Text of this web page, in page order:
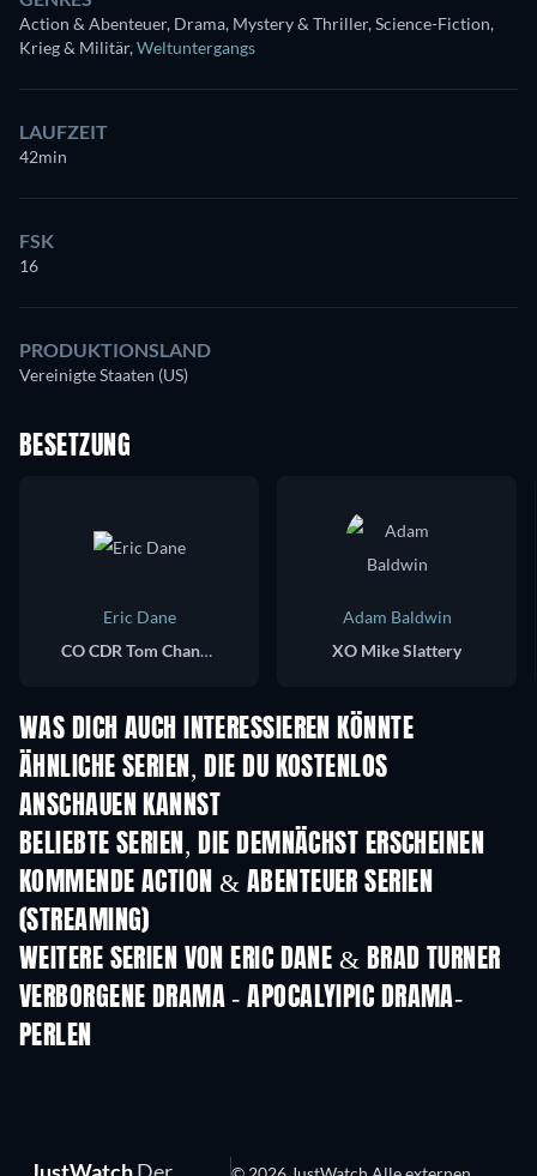
Action & Abenteuer, Drama, Mystery & Thriller, Science-Fiction,
Krieg & Militär,Weltuntergangs
LAUFZEIT
42min
FSK
16
PRODUKTIONSLAND
Vereinigte Staaten (US)
BESETZUNG
Eric Dane
CO CDR Tom Chandler
Adam Baldwin
XO Mike Slattery
WAS DICH AUCH INTERESSIEREN KÖNNTE
Serie Serie
ÄHNLICHE SERIEN, DIE DU KOSTENLOS
ANSCHAUEN KANNST
Serie
BELIEBTE SERIEN, DIE DEMNÄCHST ERSCHEINEN
Serie Serie
KOMMENDE ACTION & ABENTEUER SERIEN
(STREAMING)Staffel 2
WEITERE SERIEN VON ERIC DANE & BRAD TURNER
Serie Serie
VERBORGENE DRAMA - APOCALYIPIC DRAMA-
PERLEN
JustWatchDer